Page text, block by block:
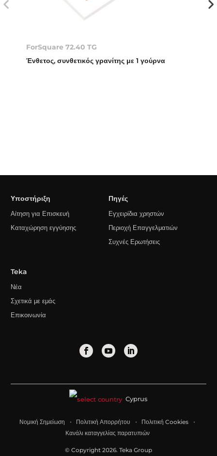
ForSquare 72.40 TG
Ένθετος, συνθετικός γρανίτης με 1 γούρνα
Υποστήριξη
Αίτηση για Επισκευή
Καταχώρηση εγγύησης
Πηγές
Εγχειρίδια χρηστών
Περιοχή Επαγγελματιών
Συχνές Ερωτήσεις
Teka
Νέα
Σχετικά με εμάς
Επικοινωνία
Cyprus
Νομική Σημείωση Πολιτική Απορρήτου
Πολιτική Cookies
Κανάλι καταγγελίας παρατυπιών
© Copyright 2026. Teka Group